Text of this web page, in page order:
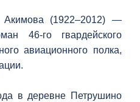
Акимова (1922–2012) —
46-го гвардейского
авиационного полка,
в деревне Петрушино